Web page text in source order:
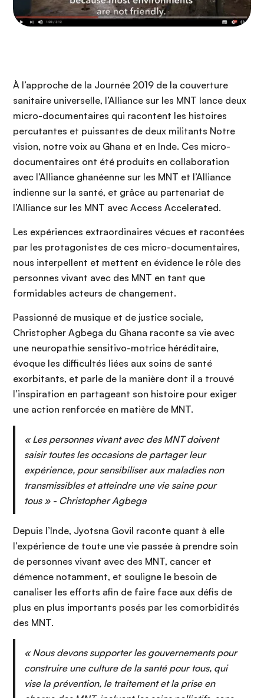
À l’approche de la Journée 2019 de la couverture
sanitaire universelle, l’Alliance sur les MNT lance deux
micro-documentaires qui racontent les histoires
percutantes et puissantes de deux militants Notre
vision, notre voix au Ghana et en Inde. Ces micro-
documentaires ont été produits en collaboration
avec l’Alliance ghanéenne sur les MNT et l’Alliance
indienne sur la santé, et grâce au partenariat de
l’Alliance sur les MNT avec Access Accelerated.
Les expériences extraordinaires vécues et racontées
par les protagonistes de ces micro-documentaires,
nous interpellent et mettent en évidence le rôle des
personnes vivant avec des MNT en tant que
formidables acteurs de changement.
Passionné de musique et de justice sociale,
Christopher Agbega du Ghana raconte sa vie avec
une neuropathie sensitivo-motrice héréditaire,
évoque les difficultés liées aux soins de santé
exorbitants, et parle de la manière dont il a trouvé
l’inspiration en partageant son histoire pour exiger
une action renforcée en matière de MNT.
« Les personnes vivant avec des MNT doivent
saisir toutes les occasions de partager leur
expérience, pour sensibiliser aux maladies non
transmissibles et atteindre une vie saine pour
tous » - Christopher Agbega
Depuis l’Inde, Jyotsna Govil raconte quant à elle
l’expérience de toute une vie passée à prendre soin
de personnes vivant avec des MNT, cancer et
démence notamment, et souligne le besoin de
canaliser les efforts afin de faire face aux défis de
plus en plus importants posés par les comorbidités
des MNT.
« Nous devons supporter les gouvernements pour
construire une culture de la santé pour tous, qui
vise la prévention, le traitement et la prise en